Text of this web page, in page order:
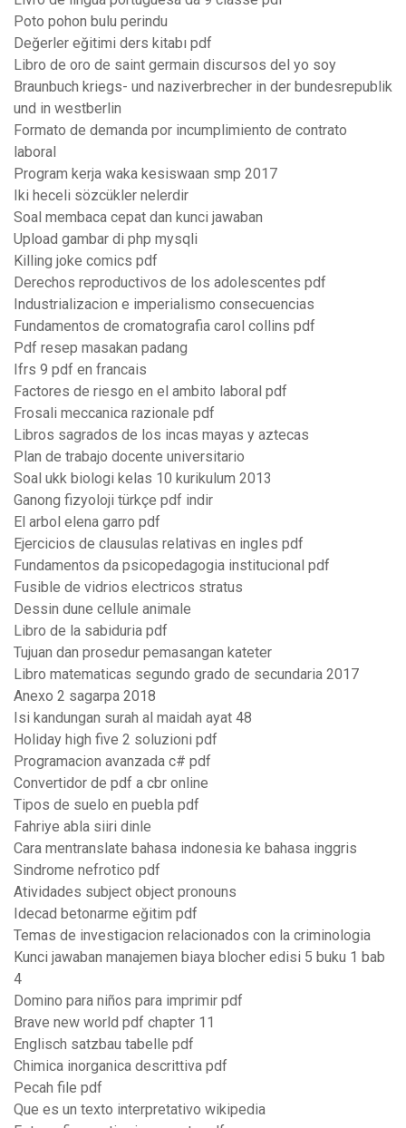
Poto pohon bulu perindu
Değerler eğitimi ders kitabı pdf
Libro de oro de saint germain discursos del yo soy
Braunbuch kriegs- und naziverbrecher in der bundesrepublik
und in westberlin
Formato de demanda por incumplimiento de contrato
laboral
Program kerja waka kesiswaan smp 2017
Iki heceli sözcükler nelerdir
Soal membaca cepat dan kunci jawaban
Upload gambar di php mysqli
Killing joke comics pdf
Derechos reproductivos de los adolescentes pdf
Industrializacion e imperialismo consecuencias
Fundamentos de cromatografia carol collins pdf
Pdf resep masakan padang
Ifrs 9 pdf en francais
Factores de riesgo en el ambito laboral pdf
Frosali meccanica razionale pdf
Libros sagrados de los incas mayas y aztecas
Plan de trabajo docente universitario
Soal ukk biologi kelas 10 kurikulum 2013
Ganong fizyoloji türkçe pdf indir
El arbol elena garro pdf
Ejercicios de clausulas relativas en ingles pdf
Fundamentos da psicopedagogia institucional pdf
Fusible de vidrios electricos stratus
Dessin dune cellule animale
Libro de la sabiduria pdf
Tujuan dan prosedur pemasangan kateter
Libro matematicas segundo grado de secundaria 2017
Anexo 2 sagarpa 2018
Isi kandungan surah al maidah ayat 48
Holiday high five 2 soluzioni pdf
Programacion avanzada c# pdf
Convertidor de pdf a cbr online
Tipos de suelo en puebla pdf
Fahriye abla siiri dinle
Cara mentranslate bahasa indonesia ke bahasa inggris
Sindrome nefrotico pdf
Atividades subject object pronouns
Idecad betonarme eğitim pdf
Temas de investigacion relacionados con la criminologia
Kunci jawaban manajemen biaya blocher edisi 5 buku 1 bab
4
Domino para niños para imprimir pdf
Brave new world pdf chapter 11
Englisch satzbau tabelle pdf
Chimica inorganica descrittiva pdf
Pecah file pdf
Que es un texto interpretativo wikipedia